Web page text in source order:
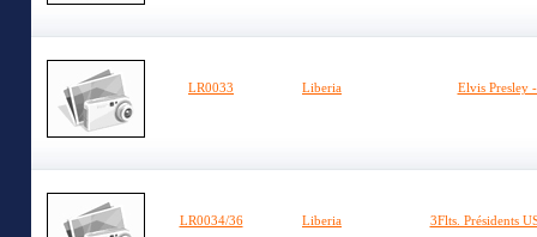
LR0033 Liberia Elvis Presley
LR0034/36 Liberia 3Flts. Présidents